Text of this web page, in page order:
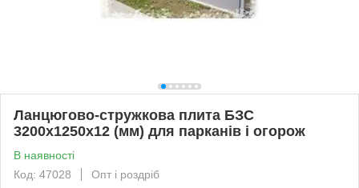
Ланцюгово-стружкова плита БЗС
3200х1250х12 (мм) для парканів і огорож
В наявності
Код: 47028
Опт і роздріб